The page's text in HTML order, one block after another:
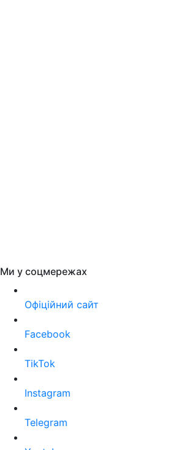
Ми у соцмережах
Офіційний сайт
Facebook
TikTok
Instagram
Telegram